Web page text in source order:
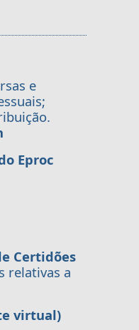
e
Eproc
Certidões
relativas a
virtual)